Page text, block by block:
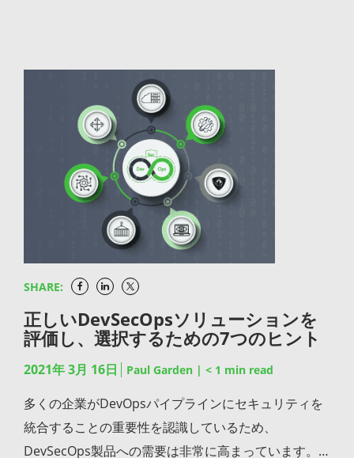
ービスを拡大し、最大の政府系クラウド・プロバイダ
ーへの導入を合理化できることを嬉しく思います。）
JFrog Platformの特徴 エンタープライズDevOps、特
に米国政府や規制された環境のためのDevOpsにはこ
れらの厳しい組織のスケール、セキュリティ、コンプ
ライアンス、管理の要件をサポートするソリューショ
ンが必要です。 JFrog Artifactoryは普遍的なソフトウ
ェアパッケージ管理とコンテナレジストリソリューシ
ョンであり、JFrog Xrayはオープンソースのセキュリ
ティ脆弱性とライセンススキャンのための継続的なセ
キュリティとコンプライアンス管理を提供します。
JFrog ArtifactoryとJFrog XrayはいずれもJFrog
DevOps Platformの一部です。 ArtifactoryとXrayは
共に、企業のDevSecOpsの取り組みや大規模で継続
的なソフトウェア配信のバックボーンとなっていま
す。AWSおよびAzureというセキュア・ガバメント・
があります。ソースコード・コラボレーションツール
の業界標準を打ち立て、GitHubのバージョン管理シ
ステム（VCS）はすでに開発パイプラインで重要な役
割を果たしているかもしれません。現在では
Microsoftの一部となったGitHubは開発者からの信頼
を得ているだけでなく、最新のGitOpsプラクティスを
通じて、運用側からも信頼されるようになってきてい
ます。 GitHubはCI/CDを実行するためのGitHub
Actionsとローカルパッケージ型リポジトリGitHub
Packagesに基づいて構築されています。また、マイ
クロソフトが買収したDependabotを統合し、OSSセ
キュリティの脆弱性監視を提供しています。 一方、
JFrog DevOps PlatformはArtifactoryを利用していま
スのパイオニアである優れたバイナリリポジトリマネ
ージャです。JFrog Platformはエンドツーエンドのソ
SHARE:
正しいDevSecOpsソリューションを
評価し、選択するための7つのヒント
2021年 3月 16日 Paul Garden | < 1 min read
多くの企業がDevOpsパイプラインにセキュリティを
統合することの重要性を認識しているため、
DevSecOps製品への需要は非常に高まっています。